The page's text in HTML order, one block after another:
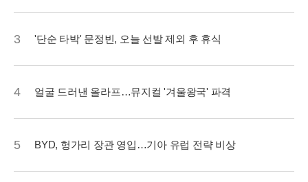
3 '단순 타박' 문정빈, 오늘 선발 제외 후 휴식
4 얼굴 드러낸 올라프…뮤지컬 '겨울왕국' 파격
5 BYD, 헝가리 장관 영입…기아 유럽 전략 비상